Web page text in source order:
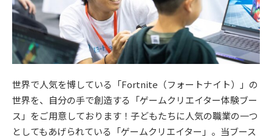
世界で人気を博している「Fortnite（フォートナイト）」の
世界を、自分の手で創造する「ゲームクリエイター体験ブー
ス」をご用意しております！子どもたちに人気の職業の一つ
としてもあげられている「ゲームクリエイター」。当ブース